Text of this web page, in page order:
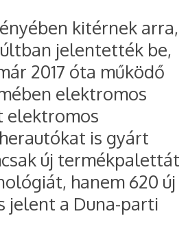
kitérnek arra,
jelentették be,
2017 óta működő
elektromos
elektromos
is gyárt
új termékpalettát
hanem 620 új
jelent a Duna-parti